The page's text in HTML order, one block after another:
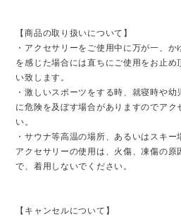
【商品の取り扱いについて】
・アクセサリーをご使用中に万が一、
を感じた場合には直ちにご使用をお止
い致します。
・激しいスポーツをする時、就寝時や
に危険を及ぼす場合がありますのでアク
い。
・サウナ等高温の場所、あるいはスキ
アクセサリーの使用は、火傷、凍傷の原
で、着用しないでください。
【キャンセルについて】